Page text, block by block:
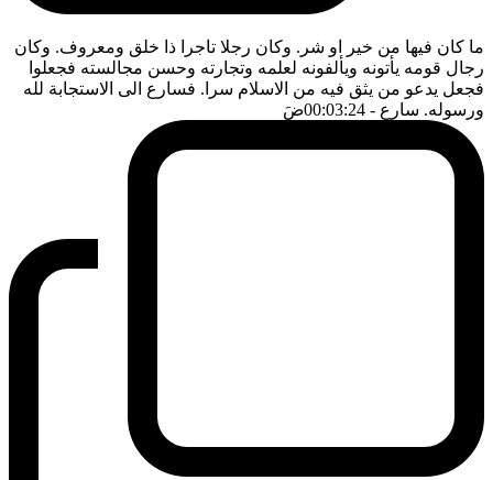
ما كان فيها من خير او شر. وكان رجلا تاجرا ذا خلق ومعروف. وكان
رجال قومه يأتونه ويألفونه لعلمه وتجارته وحسن مجالسته فجعلوا
فجعل يدعو من يثق فيه من الاسلام سرا. فسارع الى الاستجابة لله
ورسوله. سارع - 00:03:24 ضَ